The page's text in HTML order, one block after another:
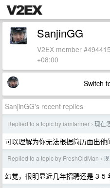
SanjinGG
V2EX member
+08:00
Switch
SanjinGG's recent replies
Replied to a topic by iamfarmer › 现在
可以理解为你无法根据简历面出他
Replied to a topic by FreshOldMan ›
幻觉，很明显近几年招聘还是 3-5